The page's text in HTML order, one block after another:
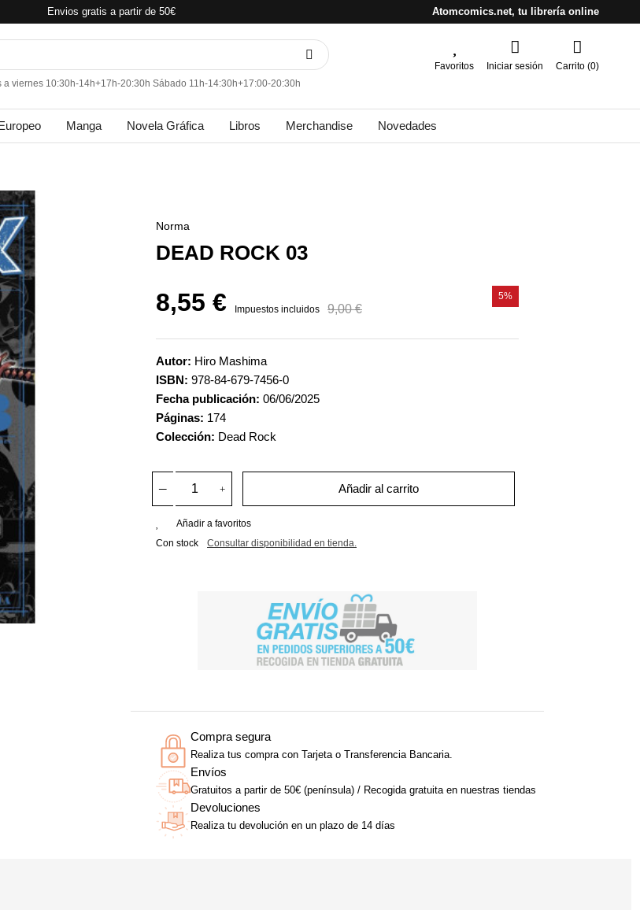
Envios gratis a partir de 50€ Atomcomics.net, tu librería online
a viernes 10:30h-14h+17h-20:30h Sábado 11h-14:30h+17:00-20:30h
Favoritos Iniciar sesión Carrito (0)
Manga Novela Gráfica Libros Merchandise Novedades
Norma
DEAD ROCK 03
8,55 € Impuestos incluidos 9,00 €
5%
Autor: Hiro Mashima
ISBN: 978-84-679-7456-0
Fecha publicación: 06/06/2025
Páginas: 174
Colección: Dead Rock
Añadir al carrito
Añadir a favoritos
Con stock
Consultar disponibilidad en tienda.
Compra segura
Realiza tus compra con Tarjeta o Transferencia Bancaria.
Envíos
Gratuitos a partir de 50€ (península) / Recogida gratuita en nuestras tiendas
Devoluciones
Realiza tu devolución en un plazo de 14 días